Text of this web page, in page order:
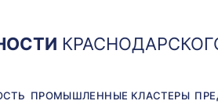
ПРОМЫШЛЕННЫЕ КЛАСТЕРЫ